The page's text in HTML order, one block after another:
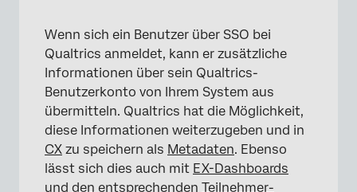
Wenn sich ein Benutzer über SSO bei
Qualtrics anmeldet, kann er zusätzliche
Informationen über sein Qualtrics-
Benutzerkonto von Ihrem System aus
übermitteln. Qualtrics hat die Möglichkeit,
diese Informationen weiterzugeben und in
CX zu speichern als Metadaten. Ebenso
lässt sich dies auch mit EX-Dashboards
und den entsprechenden Teilnehmer-